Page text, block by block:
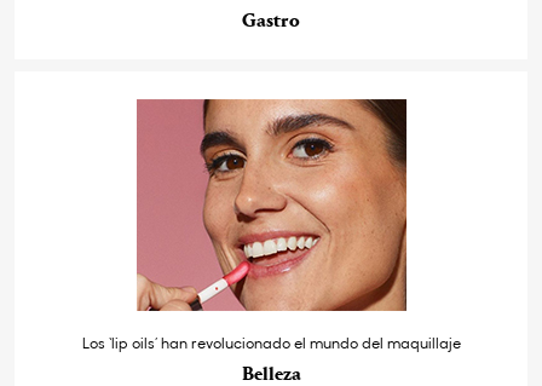
Gastro
Los ‘lip oils’ han revolucionado el mundo del maquillaje
Belleza